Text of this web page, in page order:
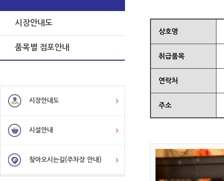
시장안내도
품목별 점포안내
시장안내도
시설안내
찾아오시는길(주차장 안내)
상호명
취급품목
연락처
주소